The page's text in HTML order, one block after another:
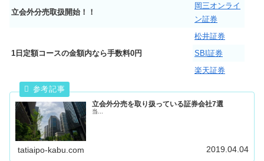
立会外分売取扱開始！！
岡三オンライ
ン証券
1日定額コースの金額内なら手数料0円
松井証券
SBI証券
楽天証券
立会外分売を取り扱っている証券会社7選
当...
tatiaipo-kabu.com 2019.04.04